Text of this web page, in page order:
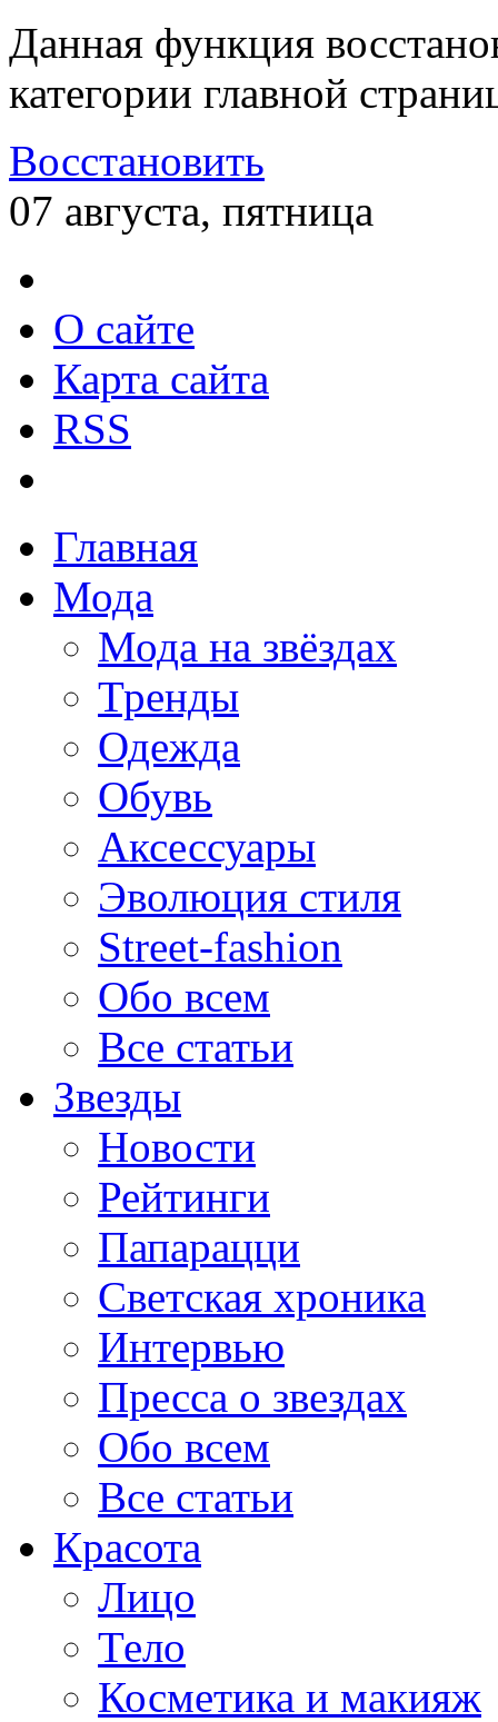
Данная функция
категории главной
Восстановить
07 августа, пятница
О сайте
Карта сайта
RSS
Главная
Мода
Мода на звёздах
Тренды
Одежда
Обувь
Аксессуары
Эволюция стиля
Street-fashion
Обо всем
Все статьи
Звезды
Новости
Рейтинги
Папарацци
Светская хроника
Интервью
Пресса о звездах
Обо всем
Все статьи
Красота
Лицо
Тело
Косметика и макияж